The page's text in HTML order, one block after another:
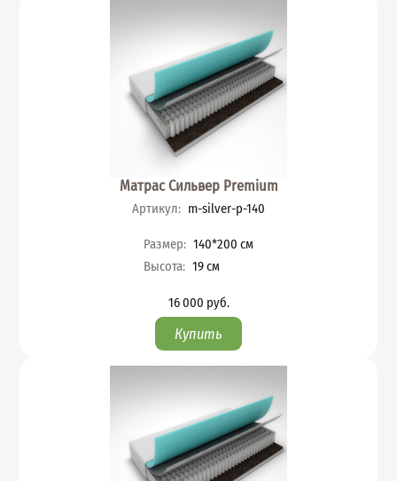
Матрас Сильвер Premium
Артикул: m-silver-p-140
Характеристики
Размер: 140*200 см
Высота: 19см
Цена
16 000 руб.